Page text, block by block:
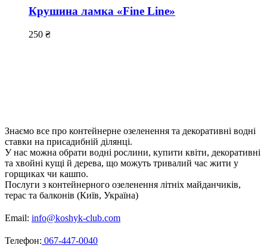
Крушина ламка «Fine Line»
250 ₴
Знаємо все про контейнерне озеленення та декоративні водні
ставки на присадибній ділянці.
У нас можна обрати водні рослини, купити квіти, декоративні
та хвойні кущі й дерева, що можуть тривалий час жити у
горщиках чи кашпо.
Послуги з контейнерного озеленення літніх майданчиків,
терас та балконів (Київ, Україна)
Email: info@koshyk-club.com
Телефон: 067-447-0040